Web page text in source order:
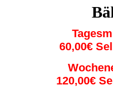
60,00€
120,00€